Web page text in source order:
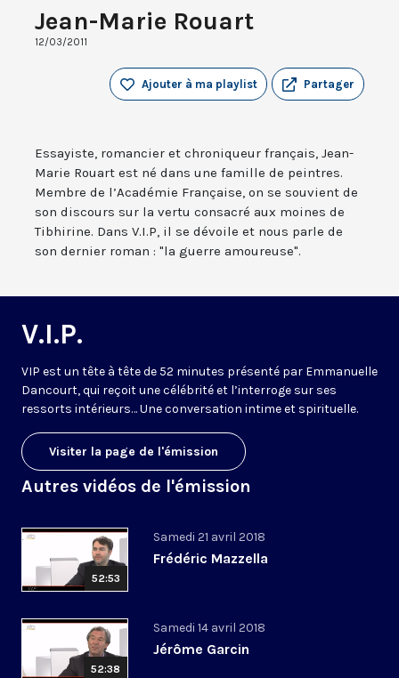
Jean-Marie Rouart
12/03/2011
Partager
Ajouter à ma playlist
Essayiste, romancier et chroniqueur français, Jean-
Marie Rouart est né dans une famille de peintres.
Membre de l’Académie Française, on se souvient de
son discours sur la vertu consacré aux moines de
Tibhirine. Dans V.I.P, il se dévoile et nous parle de
son dernier roman : "la guerre amoureuse".
V.I.P.
VIP est un tête à tête de 52 minutes présenté par Emmanuelle
Dancourt, qui reçoit une célébrité et l’interroge sur ses
ressorts intérieurs… Une conversation intime et spirituelle.
Visiter la page de l'émission
Autres vidéos de l'émission
52:53
Samedi 21 avril 2018
Frédéric Mazzella
52:38
Samedi 14 avril 2018
Jérôme Garcin